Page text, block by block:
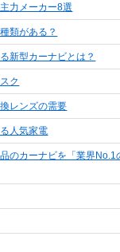
力メーカー8選
類がある？
新型カーナビとは？
ク
レンズの需要
人気家電
のカーナビを「業界No.1